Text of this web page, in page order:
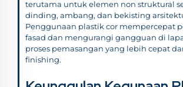
terutama untuk elemen non struktural
dinding, ambang, dan bekisting
Penggunaan plastik cor mempercepat
fasad dan mengurangi gangguan di
proses pemasangan yang lebih cepat
finishing.